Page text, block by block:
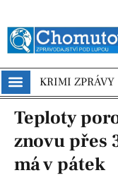
KRIMI ZPRÁVY
Teploty
znovu přes
má v pátek